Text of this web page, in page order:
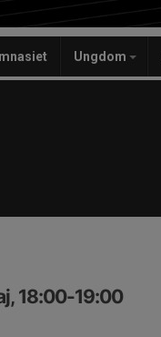
Ungdom
18:00-19:00